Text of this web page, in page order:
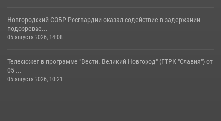
Новгородский СОБР Росгвардии оказал содействие в задержании
подозревае...
05 августа 2026, 14:08
Телесюжет в программе "Вести. Великий Новгород" (ГТРК "Славия") от
05 ...
05 августа 2026, 10:21